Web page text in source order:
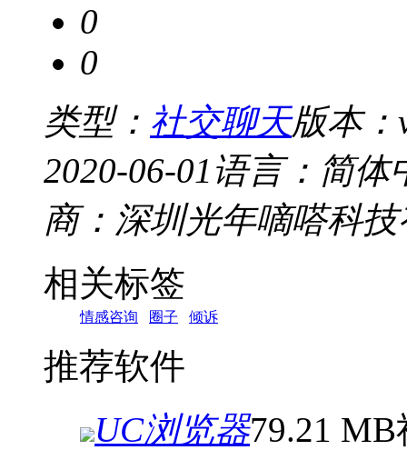
0
0
类型： 社交聊天版本：
2020-06-01 语言：简体
商：深圳光年嘀嗒科
相关标签
情感咨询 圈子 倾诉
推荐软件
UC浏览器79.21 MB